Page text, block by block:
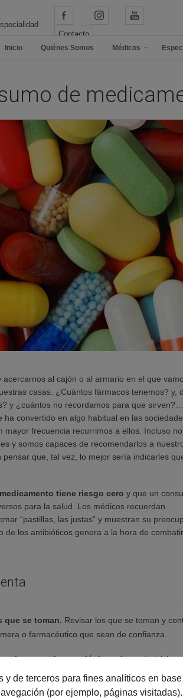
Contacto
Inicio Quiénes Somos Médicos
de
al cajón o al armario en el que
casas. ¿Cuántos fármacos tenemos? y,
y ¿cuántos no recordamos para que
ha convertido en algo habitual en las
mayor frecuencia recurrimos a ellos. Incluso
y somos capaces de recomendarlos a
que, tal vez, lo mejor sería indicarles
tiene riesgo cero y que un
para la salud. Los médicos recuerdan
“pastillas, las justas” y muestran su
de los antibióticos genera a la hora de
que se toman. Revisar los que se toman y
o farmacéutico que sean de confianza.
no farmacológicas.Antes de iniciar
de que no existen alternativas sin
necesario.
y de terceros para fines analíticos en
(por ejemplo, páginas